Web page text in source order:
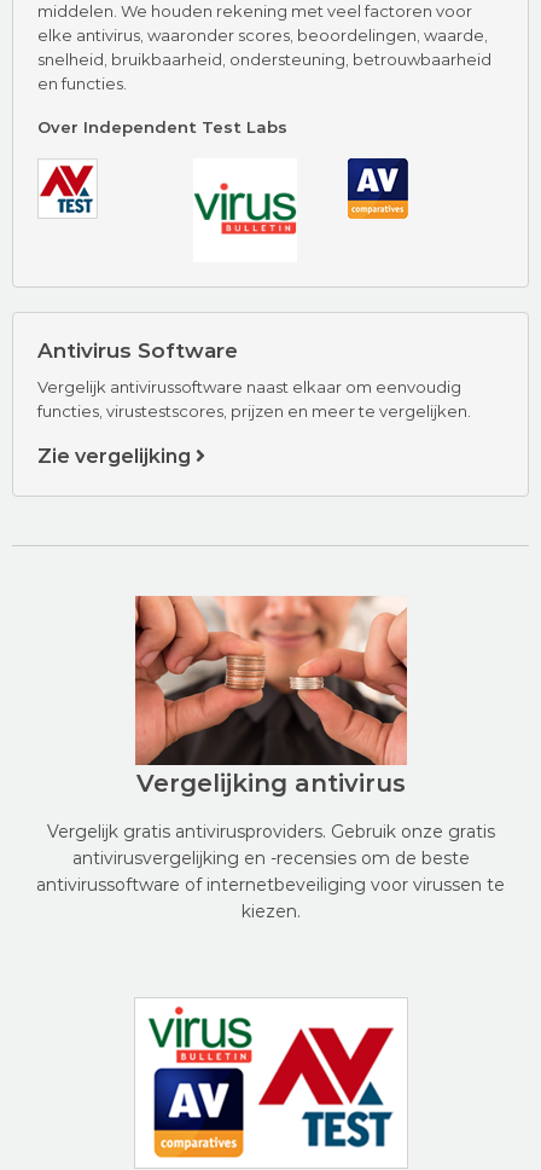
Hoogtepunten
Dedicated To Malware
AV-Test Certified
Malwarebytes Beoordeling
Bezoek nu Malwarebytes
middelen. We houden rekening met veel factoren voor
elke antivirus, waaronder scores, beoordelingen, waarde,
snelheid, bruikbaarheid, ondersteuning, betrouwbaarheid
en functies.
Over Independent Test Labs
Antivirus Software
Vergelijk antivirussoftware naast elkaar om eenvoudig
functies, virustestscores, prijzen en meer te vergelijken.
Zie vergelijking
Vergelijking antivirus
Vergelijk gratis antivirusproviders. Gebruik onze gratis
antivirusvergelijking en -recensies om de beste
antivirussoftware of internetbeveiliging voor virussen te
kiezen.